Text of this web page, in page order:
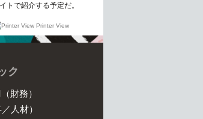
トで紹介する予定だ。
Printer View
ク
財務）
人材）